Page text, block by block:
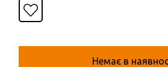
Вази для квітів
Немає в